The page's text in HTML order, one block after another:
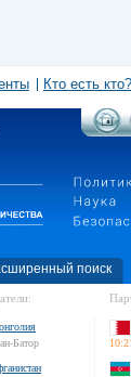
Кто есть кто?
поиск
Батор